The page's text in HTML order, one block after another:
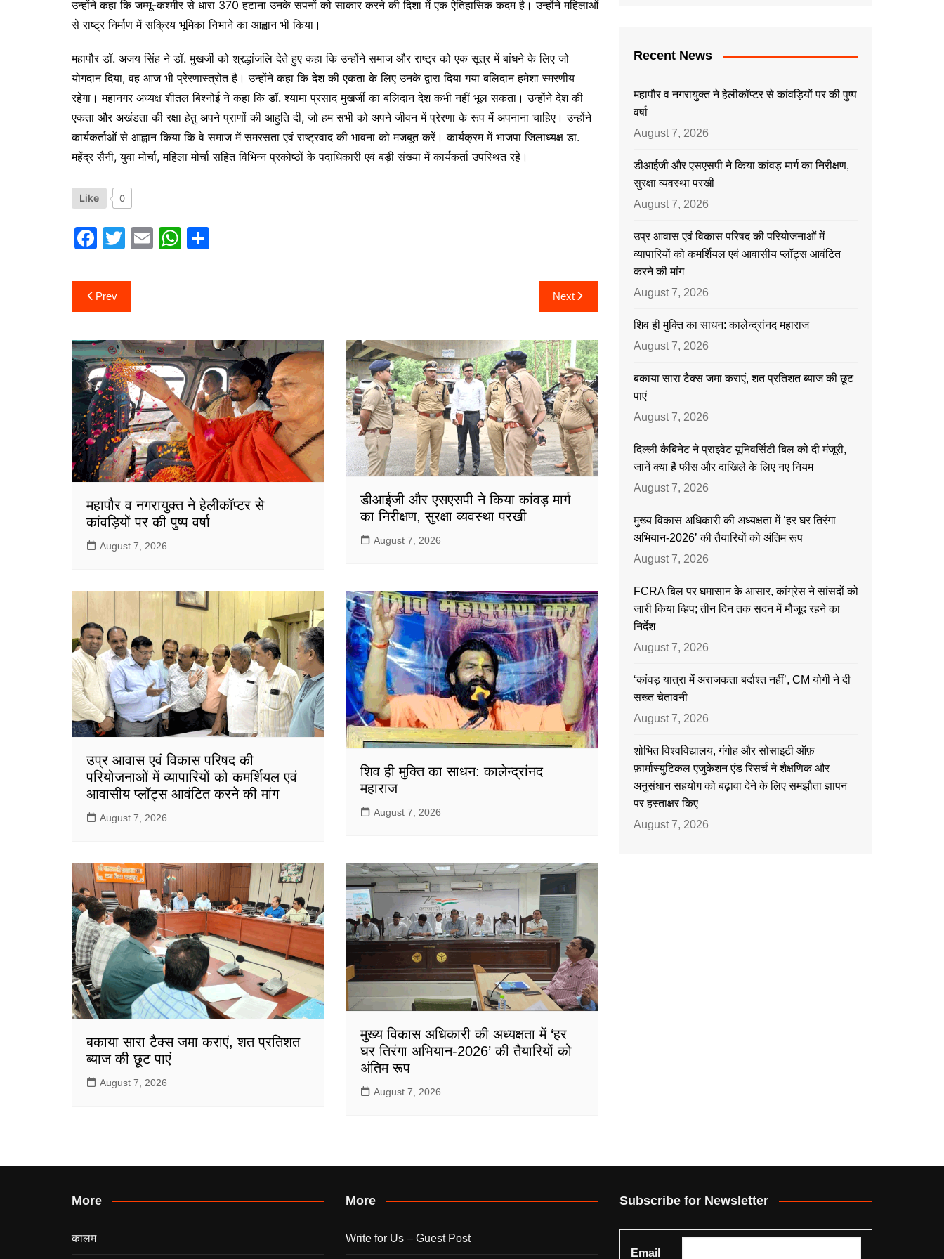
उन्होंने कहा कि जम्मू-कश्मीर से धारा 370 हटाना उनके सपनों को साकार करने की दिशा में एक ऐतिहासिक कदम है। उन्होंने महिलाओं
से राष्ट्र निर्माण में सक्रिय भूमिका निभाने का आह्वान भी किया।
महापौर डॉ. अजय सिंह ने डॉ. मुखर्जी को श्रद्धांजलि देते हुए कहा कि उन्होंने समाज और राष्ट्र को एक सूत्र में बांधने के लिए जो
योगदान दिया, वह आज भी प्रेरणास्त्रोत है। उन्होंने कहा कि देश की एकता के लिए उनके द्वारा दिया गया बलिदान हमेशा स्मरणीय
रहेगा। महानगर अध्यक्ष शीतल बिश्नोई ने कहा कि डॉ. श्यामा प्रसाद मुखर्जी का बलिदान देश कभी नहीं भूल सकता। उन्होंने देश की
एकता और अखंडता की रक्षा हेतु अपने प्राणों की आहुति दी, जो हम सभी को अपने जीवन में प्रेरणा के रूप में अपनाना चाहिए। उन्होंने
कार्यकर्ताओं से आह्वान किया कि वे समाज में समरसता एवं राष्ट्रवाद की भावना को मजबूत करें। कार्यक्रम में भाजपा जिलाध्यक्ष डा.
महेंद्र सैनी, युवा मोर्चा, महिला मोर्चा सहित विभिन्न प्रकोष्ठों के पदाधिकारी एवं बड़ी संख्या में कार्यकर्ता उपस्थित रहे।
Like 0
F
c
e
o
o
k
T
itt
er
E
W
p
p
Post
navigation
Prev Next
महापौर व नगरायुक्त ने हेलीकॉप्टर से
कांवड़ियों पर की पुष्प वर्षा
August 7, 2026
डीआईजी और एसएसपी ने किया कांवड़ मार्ग
का निरीक्षण, सुरक्षा व्यवस्था परखी
August 7, 2026
उप्र आवास एवं विकास परिषद की
परियोजनाओं में व्यापारियों को कमर्शियल एवं
आवासीय प्लॉट्स आवंटित करने की मांग
August 7, 2026
शिव ही मुक्ति का साधन: कालेन्द्रांनद
महाराज
August 7, 2026
बकाया सारा टैक्स जमा कराएं, शत प्रतिशत
ब्याज की छूट पाएं
August 7, 2026
मुख्य विकास अधिकारी की अध्यक्षता में ‘हर
घर तिरंगा अभियान-2026’ की तैयारियों को
अंतिम रूप
August 7, 2026
Recent News
महापौर व नगरायुक्त ने हेलीकॉप्टर से कांवड़ियों पर की पुष्प
वर्षा
August 7, 2026
डीआईजी और एसएसपी ने किया कांवड़ मार्ग का निरीक्षण,
सुरक्षा व्यवस्था परखी
August 7, 2026
उप्र आवास एवं विकास परिषद की परियोजनाओं में
व्यापारियों को कमर्शियल एवं आवासीय प्लॉट्स आवंटित
करने की मांग
August 7, 2026
शिव ही मुक्ति का साधन: कालेन्द्रांनद महाराज
August 7, 2026
बकाया सारा टैक्स जमा कराएं, शत प्रतिशत ब्याज की छूट
पाएं
August 7, 2026
दिल्ली कैबिनेट ने प्राइवेट यूनिवर्सिटी बिल को दी मंजूरी,
जानें क्या हैं फीस और दाखिले के लिए नए नियम
August 7, 2026
मुख्य विकास अधिकारी की अध्यक्षता में ‘हर घर तिरंगा
अभियान-2026’ की तैयारियों को अंतिम रूप
August 7, 2026
FCRA बिल पर घमासान के आसार, कांग्रेस ने सांसदों को
जारी किया व्हिप; तीन दिन तक सदन में मौजूद रहने का
निर्देश
August 7, 2026
‘कांवड़ यात्रा में अराजकता बर्दाश्त नहीं’, CM योगी ने दी
सख्त चेतावनी
August 7, 2026
शोभित विश्वविद्यालय, गंगोह और सोसाइटी ऑफ़
फ़ार्मास्युटिकल एजुकेशन एंड रिसर्च ने शैक्षणिक और
अनुसंधान सहयोग को बढ़ावा देने के लिए समझौता ज्ञापन
पर हस्ताक्षर किए
August 7, 2026
More
कालम
More
Write for Us – Guest Post
Subscribe for Newsletter
Email